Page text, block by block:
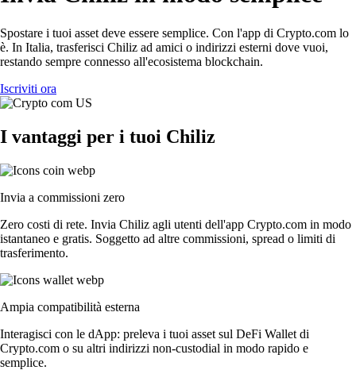
Spostare i tuoi asset deve essere semplice. Con l'app di Crypto.com lo
è. In Italia, trasferisci Chiliz ad amici o indirizzi esterni dove vuoi,
restando sempre connesso all'ecosistema blockchain.
Iscriviti ora
I vantaggi per i tuoi Chiliz
Invia a commissioni zero
Zero costi di rete. Invia Chiliz agli utenti dell'app Crypto.com in modo
istantaneo e gratis. Soggetto ad altre commissioni, spread o limiti di
trasferimento.
Ampia compatibilità esterna
Interagisci con le dApp: preleva i tuoi asset sul DeFi Wallet di
Crypto.com o su altri indirizzi non-custodial in modo rapido e
semplice.